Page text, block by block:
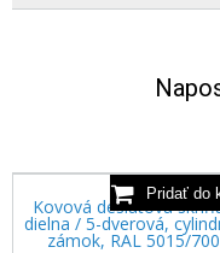
Kovová desiatová
dielna / 5-dverová,
zámok, RAL 5015/